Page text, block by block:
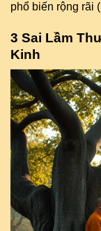
phổ biến rộng rãi (
3 Sai Lầm
Kinh